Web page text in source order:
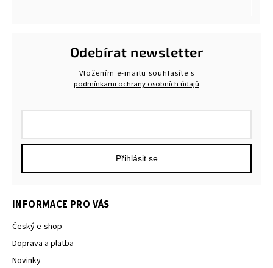
INFORMACE PRO VÁS
Český e-shop
Doprava a platba
Novinky
Odebírat newsletter
Vložením e-mailu souhlasíte s
podmínkami ochrany osobních údajů
Přihlásit se